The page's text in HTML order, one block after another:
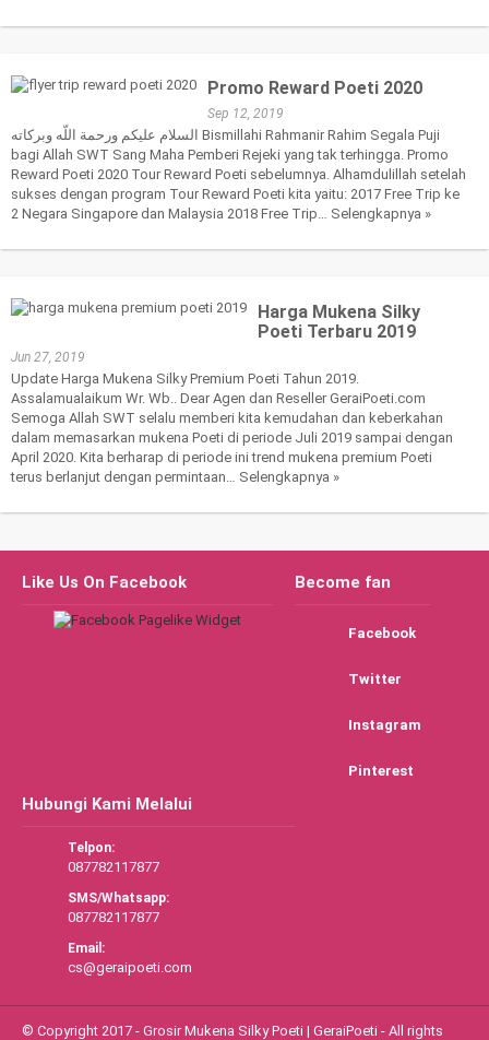
Promo Reward Poeti 2020
Sep 12, 2019
السلام عليكم ورحمة اللّه وبركاته Bismillahi Rahmanir Rahim Segala Puji
bagi Allah SWT Sang Maha Pemberi Rejeki yang tak terhingga. Promo
Reward Poeti 2020 Tour Reward Poeti sebelumnya. Alhamdulillah setelah
sukses dengan program Tour Reward Poeti kita yaitu: 2017 Free Trip ke
2 Negara Singapore dan Malaysia 2018 Free Trip… Selengkapnya »
Harga Mukena Silky
Poeti Terbaru 2019
Jun 27, 2019
Update Harga Mukena Silky Premium Poeti Tahun 2019.
Assalamualaikum Wr. Wb.. Dear Agen dan Reseller GeraiPoeti.com
Semoga Allah SWT selalu memberi kita kemudahan dan keberkahan
dalam memasarkan mukena Poeti di periode Juli 2019 sampai dengan
April 2020. Kita berharap di periode ini trend mukena premium Poeti
terus berlanjut dengan permintaan… Selengkapnya »
Like Us On Facebook Become fan
Facebook
Twitter
Instagram
Pinterest
Hubungi Kami Melalui
Telpon:
087782117877
SMS/Whatsapp:
087782117877
Email:
cs@geraipoeti.com
© Copyright 2017 - Grosir Mukena Silky Poeti | GeraiPoeti - All rights